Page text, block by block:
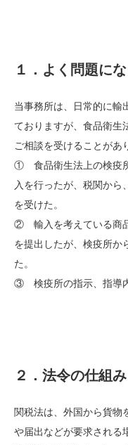
１．よく問題に
当事務所は、日常的に輸
ておりますが、食品衛生
ご相談を受けることがあ
① 食品衛生法上の検疫
入を行ったが、税関から
を受けた。
② 輸入を考えている商
を提出したが、検疫所か
た。
③ 検疫所の指示、指導内
２．法令の仕組み
関税法は、外国から貨物
や届出などが要求される